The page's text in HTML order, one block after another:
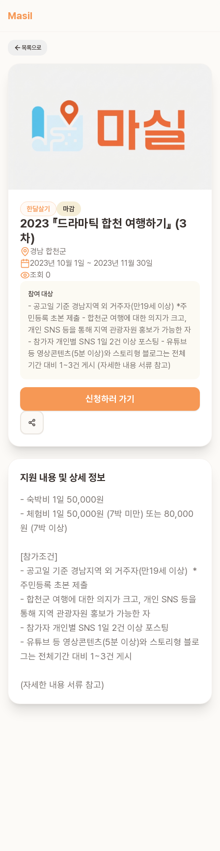
Masil
목록으로
한달살기 마감
2023 『드라마틱 합천 여행하기』 (3
차)
경남 합천군
2023년 10월 1일 ~ 2023년 11월 30일
조회 0
참여 대상
- 공고일 기준 경남지역 외 거주자(만19세 이상) *주
민등록 초본 제출 - 합천군 여행에 대한 의지가 크고,
개인 SNS 등을 통해 지역 관광자원 홍보가 가능한 자
- 참가자 개인별 SNS 1일 2건 이상 포스팅 - 유튜브
등 영상콘텐츠(5분 이상)와 스토리형 블로그는 전체
기간 대비 1~3건 게시 (자세한 내용 서류 참고)
신청하러 가기
지원 내용 및 상세 정보
- 숙박비 1일 50,000원
- 체험비 1일 50,000원 (7박 미만) 또는 80,000
원 (7박 이상)
[참가조건]
- 공고일 기준 경남지역 외 거주자(만19세 이상)  *
주민등록 초본 제출
- 합천군 여행에 대한 의지가 크고, 개인 SNS 등을
통해 지역 관광자원 홍보가 가능한 자
- 참가자 개인별 SNS 1일 2건 이상 포스팅
- 유튜브 등 영상콘텐츠(5분 이상)와 스토리형 블로
그는 전체기간 대비 1~3건 게시
(자세한 내용 서류 참고)